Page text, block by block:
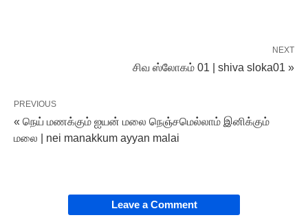
NEXT
சிவ ஸ்லோகம் 01 | shiva sloka01 »
PREVIOUS
« நெய் மணக்கும் ஐயன் மலை நெஞ்சமெல்லாம் இனிக்கும்
மலை | nei manakkum ayyan malai
Leave a Comment